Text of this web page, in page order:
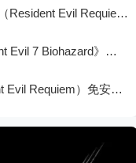
生化危机9：安魂曲-虚拟机版（Resident Evil Requiem HYPERVISOR）免安装中文版
《生化危机7：黄金版/Resident Evil 7 Biohazard》免安装中文版
生化危机9：安魂曲（Resident Evil Requiem）免安装中文版